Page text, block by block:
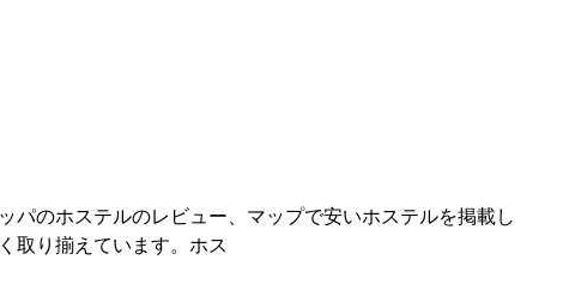
のホステルのレビュー、マップで安いホステルを掲載し
取り揃えています。ホス